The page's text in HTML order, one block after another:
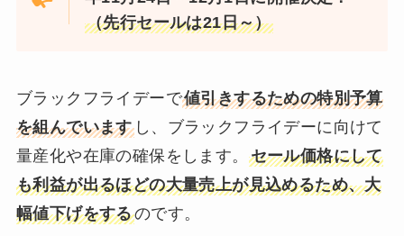
（先行セールは21日～）
ブラックフライデーで値引きするための特別予算
を組んでいますし、ブラックフライデーに向けて
量産化や在庫の確保をします。 セール価格にして
も利益が出るほどの大量売上が見込めるため、大
幅値下げをするのです。